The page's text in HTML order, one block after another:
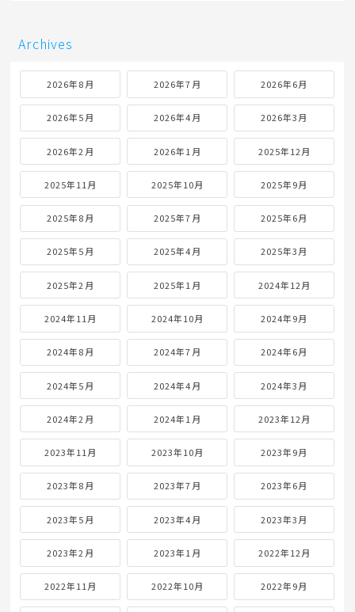
Archives
2026年8月 2026年7月 2026年6月
2026年5月 2026年4月 2026年3月
2026年2月 2026年1月 2025年12月
2025年11月 2025年10月 2025年9月
2025年8月 2025年7月 2025年6月
2025年5月 2025年4月 2025年3月
2025年2月 2025年1月 2024年12月
2024年11月 2024年10月 2024年9月
2024年8月 2024年7月 2024年6月
2024年5月 2024年4月 2024年3月
2024年2月 2024年1月 2023年12月
2023年11月 2023年10月 2023年9月
2023年8月 2023年7月 2023年6月
2023年5月 2023年4月 2023年3月
2023年2月 2023年1月 2022年12月
2022年11月 2022年10月 2022年9月